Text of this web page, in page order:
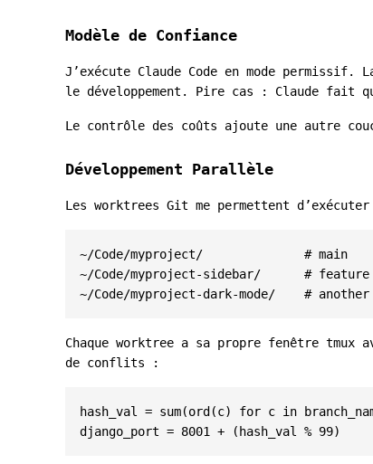
Modèle de Confiance
J’exécute Claude Code en mode
le développement. Pire cas : Claude fait
Le contrôle des coûts ajoute une autre
Développement Parallèle
Les worktrees Git me permettent
~/Code/myproject/              # main
~/Code/myproject-sidebar/      # feature
Chaque worktree a sa propre fenêtre
de conflits :
hash_val = sum(ord (c) for c in
django_port = 8001 + ( hash_val % 99)